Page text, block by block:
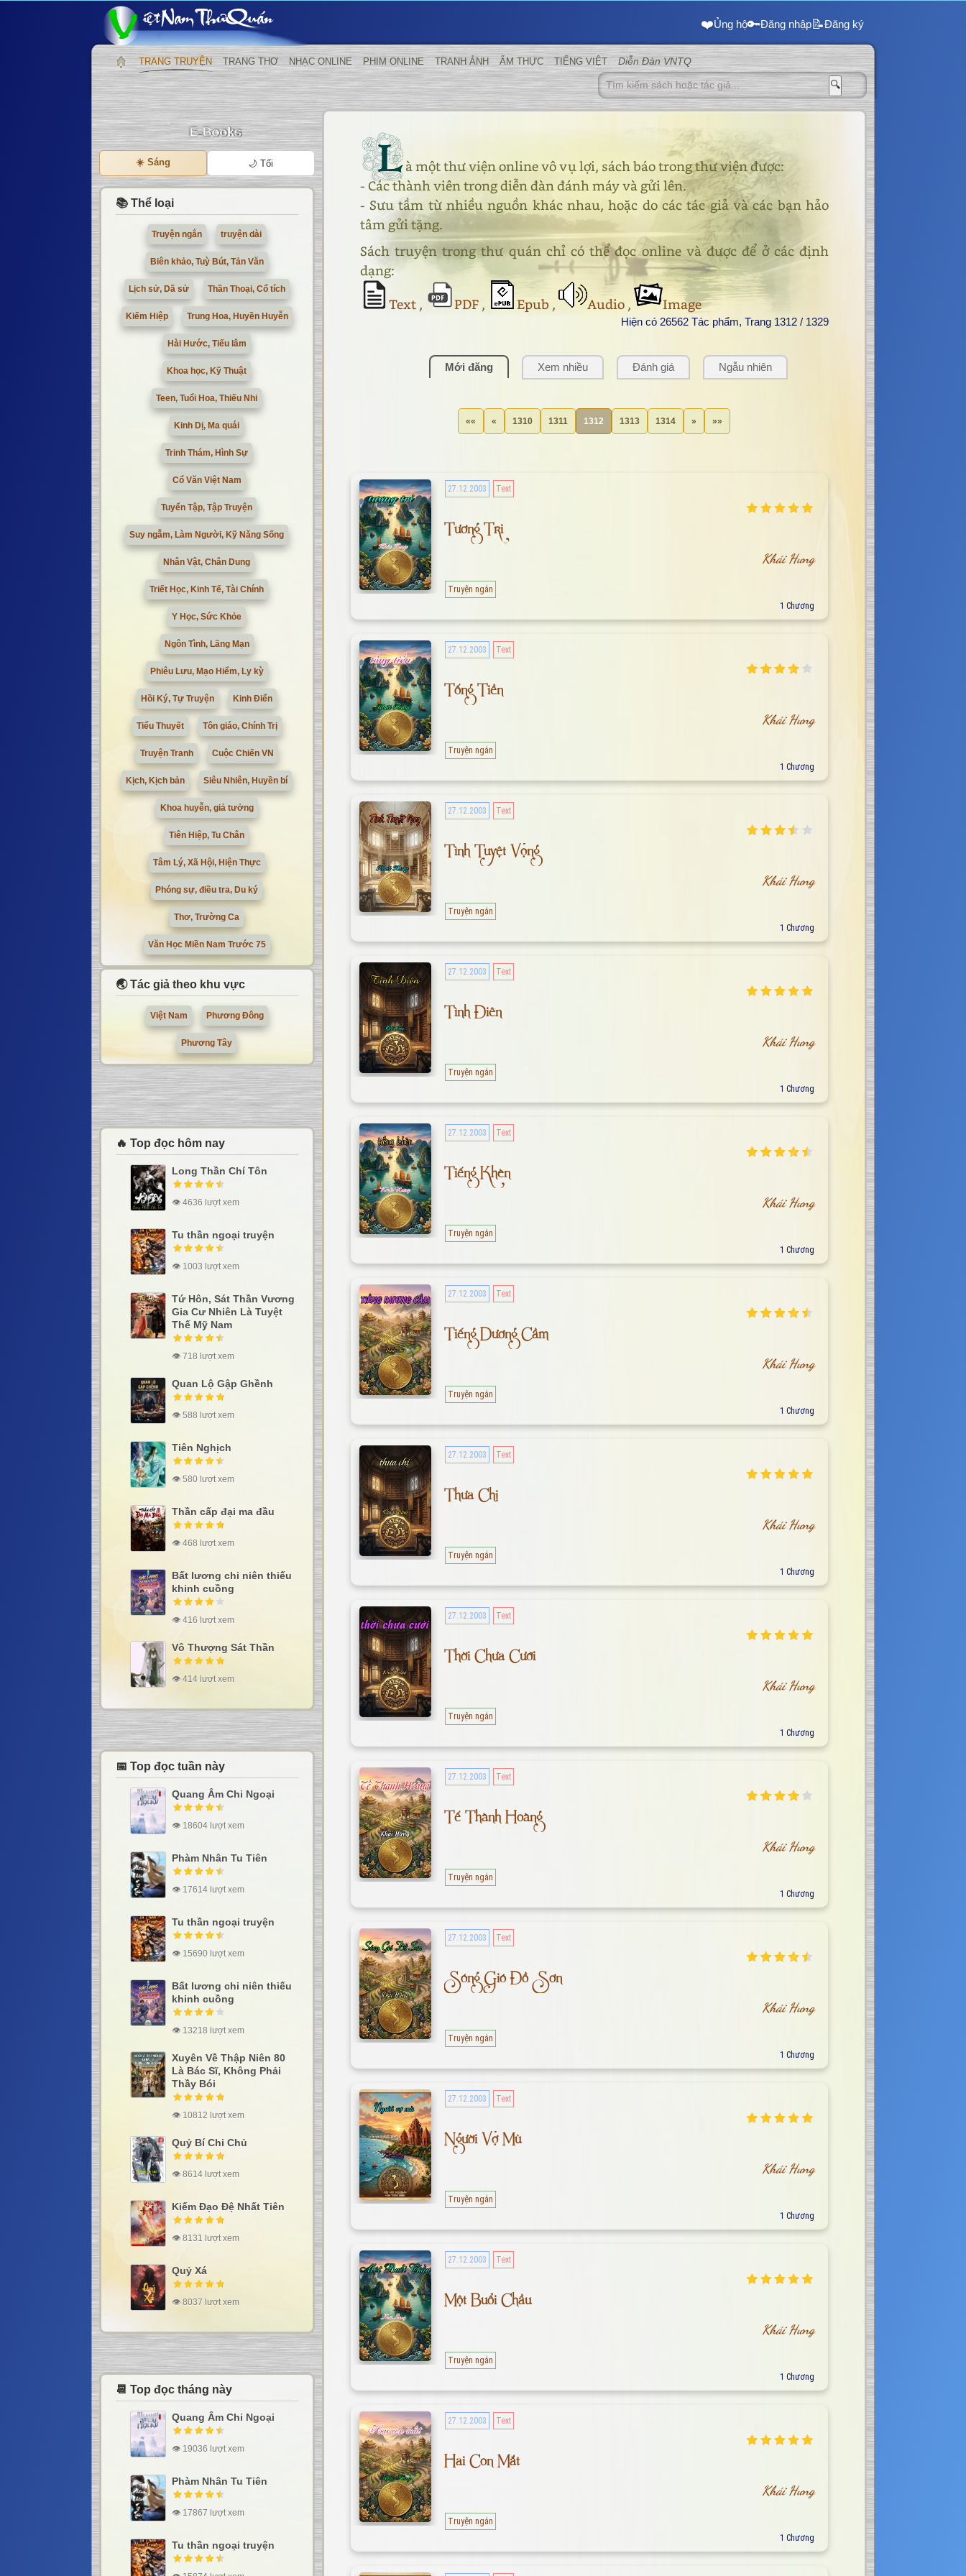
❤️Ủng hộ🔑Đăng nhập📝Đăng ký
TRANG TRUYỆN TRANG THƠ NHẠC ONLINE PHIM ONLINE TRANH ẢNH ẨM THỰC TIẾNG VIỆT Diễn Đàn VNTQ
🔍
Là một thư viện online vô vụ lợi, sách báo trong thư viện được:
- Các thành viên trong diễn đàn đánh máy và gửi lên.
- Sưu tầm từ nhiều nguồn khác nhau, hoặc do các tác giả và các bạn hảo
tâm gửi tặng.
Sách truyện trong thư quán chỉ có thể đọc online và được để ở các định
dạng:
Text , PDF , Epub , Audio , Image
Hiện có 26562 Tác phẩm, Trang 1312 / 1329
Mới đăng Xem nhiều Đánh giá Ngẫu nhiên
«« « 1310 1311 1312 1313 1314 » »»
27.12.2003 Text
Tương Tri
Khái Hưng
Truyện ngắn
1 Chương
27.12.2003 Text
Tống Tiền
Khái Hưng
Truyện ngắn
1 Chương
27.12.2003 Text
Tình Tuyệt Vọng
Khái Hưng
Truyện ngắn
1 Chương
27.12.2003 Text
Tình Điên
Khái Hưng
Truyện ngắn
1 Chương
27.12.2003 Text
Tiếng Khèn
Khái Hưng
Truyện ngắn
1 Chương
27.12.2003 Text
Tiếng Dương Cầm
Khái Hưng
Truyện ngắn
1 Chương
27.12.2003 Text
Thưa Chị
Khái Hưng
Truyện ngắn
1 Chương
27.12.2003 Text
Thời Chưa Cưới
Khái Hưng
Truyện ngắn
1 Chương
27.12.2003 Text
Tế Thành Hoàng
Khái Hưng
Truyện ngắn
1 Chương
27.12.2003 Text
Sóng Gió Đồ Sơn
Khái Hưng
Truyện ngắn
1 Chương
27.12.2003 Text
Người Vợ Mù
Khái Hưng
Truyện ngắn
1 Chương
27.12.2003 Text
Một Buổi Chầu
Khái Hưng
Truyện ngắn
1 Chương
27.12.2003 Text
Hai Con Mắt
Khái Hưng
Truyện ngắn
1 Chương
☀️ Sáng 🌙 Tối
📚 Thể loại
Truyện ngắn truyện dài
Biên khảo, Tuỳ Bút, Tản Văn
Lịch sử, Dã sử Thần Thoại, Cổ tích
Kiếm Hiệp Trung Hoa, Huyền Huyễn
Hài Hước, Tiếu lâm
Khoa học, Kỹ Thuật
Teen, Tuổi Hoa, Thiếu Nhi
Kinh Dị, Ma quái
Trinh Thám, Hình Sự
Cổ Văn Việt Nam
Tuyển Tập, Tập Truyện
Suy ngẫm, Làm Người, Kỹ Năng Sống
Nhân Vật, Chân Dung
Triết Học, Kinh Tế, Tài Chính
Y Học, Sức Khỏe
Ngôn Tình, Lãng Mạn
Phiêu Lưu, Mạo Hiểm, Ly kỳ
Hồi Ký, Tự Truyện Kinh Điển
Tiểu Thuyết Tôn giáo, Chính Trị
Truyện Tranh Cuộc Chiến VN
Kịch, Kịch bản Siêu Nhiên, Huyền bí
Khoa huyễn, giả tưởng
Tiên Hiệp, Tu Chân
Tâm Lý, Xã Hội, Hiện Thực
Phóng sự, điều tra, Du ký
Thơ, Trường Ca
Văn Học Miền Nam Trước 75
🌏 Tác giả theo khu vực
Việt Nam Phương Đông
Phương Tây
🔥 Top đọc hôm nay
Long Thần Chí Tôn
👁 4636 lượt xem
Tu thần ngoại truyện
👁 1003 lượt xem
Tứ Hôn, Sát Thần Vương
Gia Cư Nhiên Là Tuyệt
Thế Mỹ Nam
👁 718 lượt xem
Quan Lộ Gập Ghềnh
👁 588 lượt xem
Tiên Nghịch
👁 580 lượt xem
Thần cấp đại ma đầu
👁 468 lượt xem
Bất lương chi niên thiếu
khinh cuồng
👁 416 lượt xem
Vô Thượng Sát Thần
👁 414 lượt xem
📅 Top đọc tuần này
Quang Âm Chi Ngoại
👁 18604 lượt xem
Phàm Nhân Tu Tiên
👁 17614 lượt xem
Tu thần ngoại truyện
👁 15690 lượt xem
Bất lương chi niên thiếu
khinh cuồng
👁 13218 lượt xem
Xuyên Về Thập Niên 80
Là Bác Sĩ, Không Phải
Thầy Bói
👁 10812 lượt xem
Quỷ Bí Chi Chủ
👁 8614 lượt xem
Kiếm Đạo Đệ Nhất Tiên
👁 8131 lượt xem
Quỷ Xá
👁 8037 lượt xem
📆 Top đọc tháng này
Quang Âm Chi Ngoại
👁 19036 lượt xem
Phàm Nhân Tu Tiên
👁 17867 lượt xem
Tu thần ngoại truyện